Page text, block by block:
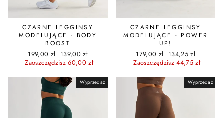
CZARNE LEGGINSY
MODELUJĄCE - BODY
BOOST
Cena
regularna
199,00 zł Cena
promocyjna
139,00 zł
Zaoszczędzisz 60,00 zł
CZARNE LEGGINSY
MODELUJĄCE - POWER
UP!
Cena
regularna
179,00 zł Cena
promocyjna
134,25 zł
Zaoszczędzisz 44,75 zł
Wyprzedaż Wyprzedaż